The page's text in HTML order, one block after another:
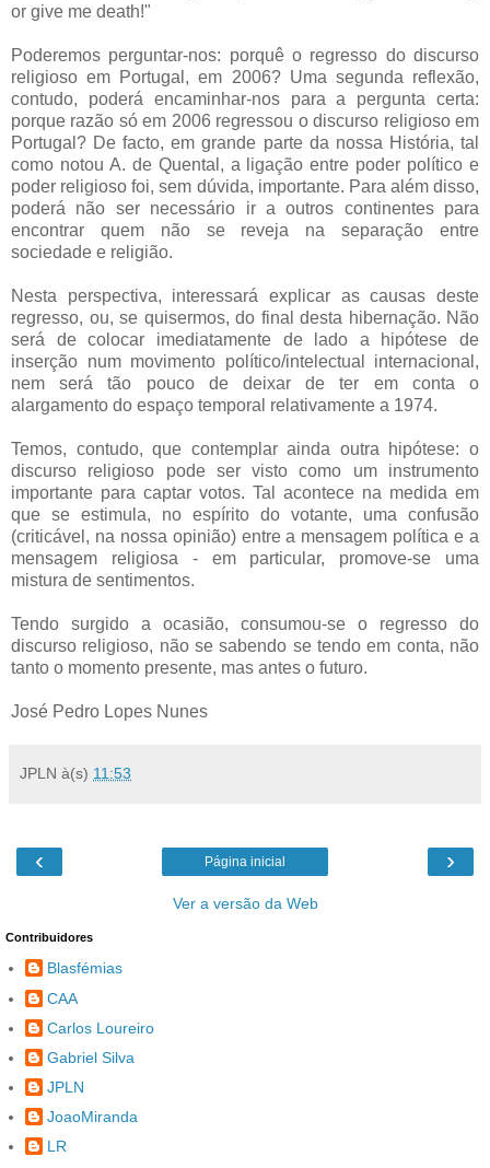
or give me death!"
Poderemos perguntar-nos: porquê o regresso do discurso
religioso em Portugal, em 2006? Uma segunda reflexão,
contudo, poderá encaminhar-nos para a pergunta certa:
porque razão só em 2006 regressou o discurso religioso em
Portugal? De facto, em grande parte da nossa História, tal
como notou A. de Quental, a ligação entre poder político e
poder religioso foi, sem dúvida, importante. Para além disso,
poderá não ser necessário ir a outros continentes para
encontrar quem não se reveja na separação entre
sociedade e religião.
Nesta perspectiva, interessará explicar as causas deste
regresso, ou, se quisermos, do final desta hibernação. Não
será de colocar imediatamente de lado a hipótese de
inserção num movimento político/intelectual internacional,
nem será tão pouco de deixar de ter em conta o
alargamento do espaço temporal relativamente a 1974.
Temos, contudo, que contemplar ainda outra hipótese: o
discurso religioso pode ser visto como um instrumento
importante para captar votos. Tal acontece na medida em
que se estimula, no espírito do votante, uma confusão
(criticável, na nossa opinião) entre a mensagem política e a
mensagem religiosa - em particular, promove-se uma
mistura de sentimentos.
Tendo surgido a ocasião, consumou-se o regresso do
discurso religioso, não se sabendo se tendo em conta, não
tanto o momento presente, mas antes o futuro.
José Pedro Lopes Nunes
JPLN à(s) 11:53
‹ ›
Página inicial
Ver a versão da Web
Contribuidores
Blasfémias
CAA
Carlos Loureiro
Gabriel Silva
JPLN
JoaoMiranda
LR